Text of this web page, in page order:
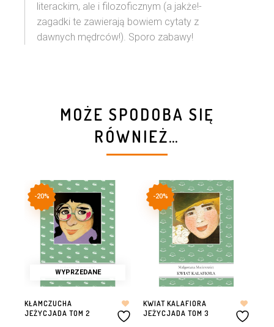
literackim, ale i filozoficznym (a jakże!-
zagadki te zawierają bowiem cytaty z
dawnych mędrców!). Sporo zabawy!
MOŻE SPODOBA SIĘ
RÓWNIEŻ…
WYPRZEDANE
-20%
KŁAMCZUCHA
JEŻYCJADA TOM 2
-20%
KWIAT KALAFIORA
JEŻYCJADA TOM 3